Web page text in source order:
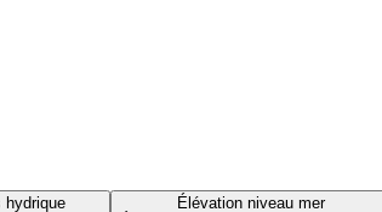
hydrique
Élévation niveau mer